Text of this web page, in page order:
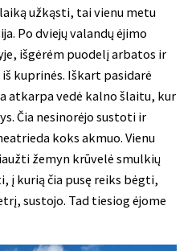
užkąsti, tai vienu metu
Po dviejų valandų ėjimo
išgėrėm puodelį arbatos ir
kuprinės. Iškart pasidarė
atkarpa vedė kalno šlaitu, kur
Čia nesinorėjo sustoti ir
koks akmuo. Vienu
žemyn krūvelė smulkių
į kurią čia pusę reiks bėgti,
sustojo. Tad tiesiog ėjome